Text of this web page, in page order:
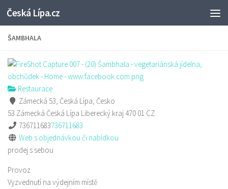
Skip to content
Česká Lípa.cz
ŠAMBHALA
Restaurace
Zámecká 53, Česká Lípa, Česko
53 Zámecká Česká Lípa Liberecký kraj470 01 CZ
736711683736711683
Web s objednávkou či nabídkou
prodej s sebou
Provoz
Vyzvednutí na výdejním místě